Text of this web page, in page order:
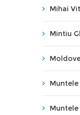
Mihai
Mintiu
Muntele